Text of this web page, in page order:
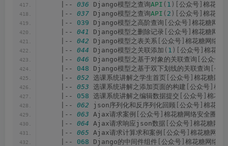
    |--
036 Django模型之查询API ( 1 )[ 公众号 棉花糖
    |--
037 Django模型之查询API ( 2 )[ 公众号 棉花糖
    |--
039 Django模型之高阶查询 公众号 棉花糖网络
    |--
041 Django模型之删除记录 公众号 棉花糖网络
    |--
042 Django模型之表关系 公众号 棉花糖网络安
    |--
044 Django模型之关联添加 ( 1 )[ 公众号 棉花糖
    |--
046 Django模型之基于对象的关联查询 公众号
    |--
048 Django模型之基于双下划线的关联查询 公
    |--
052 选课系统讲解之学生首页 公众号 棉花糖网
    |--
053 选课系统讲解之添加页面的构建 公众号 棉
    |--
058 选课系统讲解之编辑数据提交 公众号 棉花
    |--
062 json序列化和反序列化回顾 公众号 棉花糖
    |--
063 Ajax请求案例 公众号 棉花糖网络安全圈
    |--
064 Ajax请求响应json数据 公众号 棉花糖网
    |--
065 Ajax请求计算求和案例 公众号 棉花糖网络
    |--
068 Django的中间件组件 公众号 棉花糖网络安